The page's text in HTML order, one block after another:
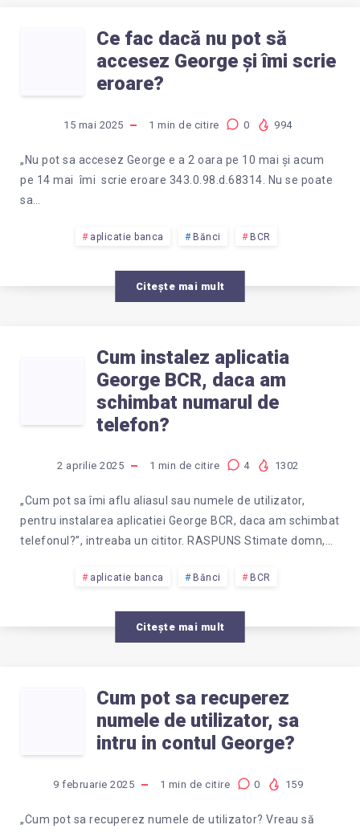
FAC
DACĂ
NU
POT
ACCESEZ
ÎMI
SCRIE
EROARE?
Ce fac dacă nu pot să
accesez George și îmi scrie
eroare?
15 mai 2025 1 min de citire 0 994
„Nu pot sa accesez George e a 2 oara pe 10 mai și acum
pe 14 mai îmi scrie eroare 343.0.98.d.68314. Nu se poate
sa…
aplicatie banca Bănci BCR
Citește mai mult
CUM
INSTALEZ
APLICATIA
GEORGE
BCR,
DACA
AM
NUMARUL
DE
TELEFON?
Cum instalez aplicatia
George BCR, daca am
schimbat numarul de
telefon?
2 aprilie 2025 1 min de citire 4 1302
„Cum pot sa îmi aflu aliasul sau numele de utilizator,
pentru instalarea aplicatiei George BCR, daca am schimbat
telefonul?”, intreaba un cititor. RASPUNS Stimate domn,…
aplicatie banca Bănci BCR
Citește mai mult
CUM
POT
SA
Cum pot sa recuperez
numele de utilizator, sa
intru in contul George?
9 februarie 2025 1 min de citire 0 159
„Cum pot sa recuperez numele de utilizator? Vreau să